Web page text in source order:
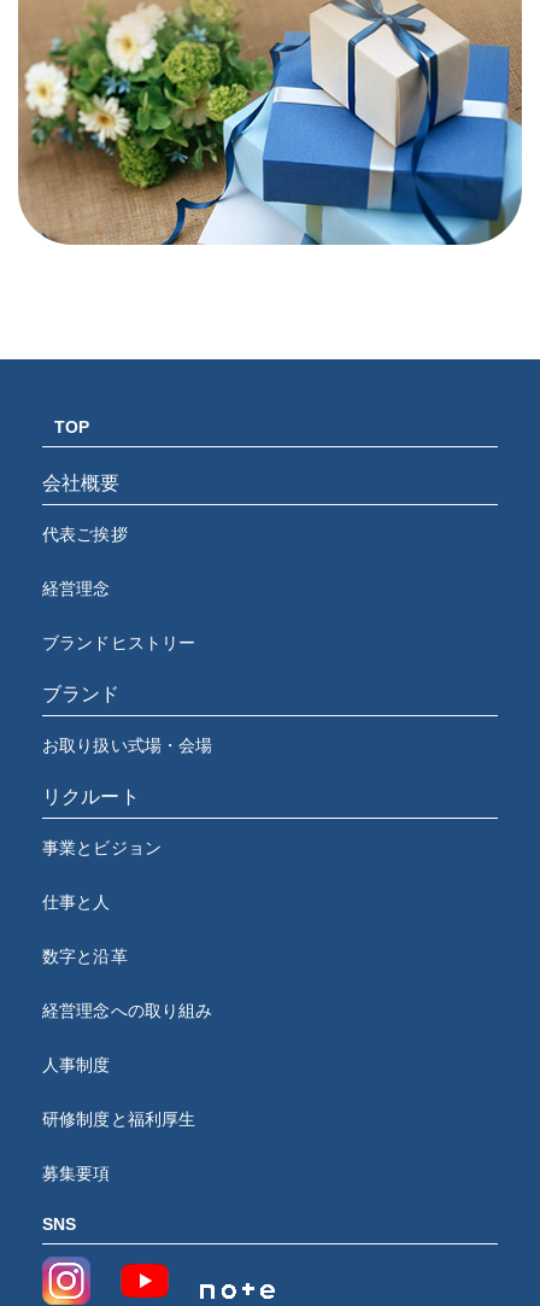
TOP
会社概要
代表ご挨拶
経営理念
ブランドヒストリー
ブランド
お取り扱い式場・会場
リクルート
事業とビジョン
仕事と人
数字と沿革
経営理念への取り組み
人事制度
研修制度と福利厚生
募集要項
SNS